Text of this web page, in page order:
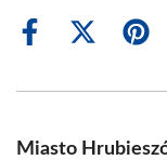
Share
Share
(Twitter)
Miasto